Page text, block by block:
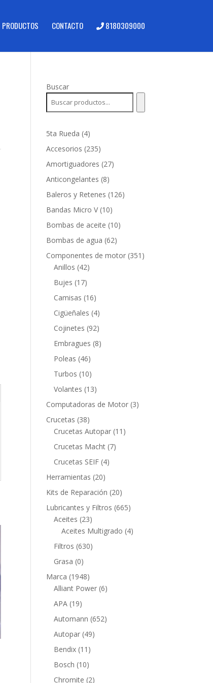
PRODUCTOS CONTACTO 8180309000
Buscar
5ta Rueda 44
productos
Accesorios 235235
productos
Amortiguadores 2727
Anticongelantes 88
productos
Baleros y Retenes 126126
Bandas Micro V 1010
productos
Bombas de aceite 1010
Bombas de agua 6262
productos
Componentes de motor 351 351
Anillos 4242
Bujes 1717
productos
Camisas 1616
productos
Cigüeñales 44
productos
Cojinetes 9292
productos
Embragues 88
Poleas 4646
productos
Turbos 1010
productos
Volantes 1313
productos
Computadoras de Motor 33
Crucetas 3838
productos
Crucetas Autopar 11 11
Crucetas Macht 77
Crucetas SEIF 44
Herramientas 2020
productos
Kits de Reparación 2020
productos
Lubricantes y Filtros 665665
Aceites 2323
productos
Aceites Multigrado 44
Filtros 630630
Grasa 00
productos
Marca 19481948
productos
Alliant Power 66
APA 1919
productos
Automann 652652
Autopar 4949
Bendix 11 11
productos
Bosch 1010
productos
Chromite 22